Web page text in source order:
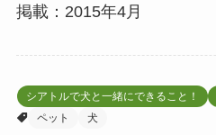
掲載：2015年4月
シアトルで犬と一緒にできること！
ペット
犬